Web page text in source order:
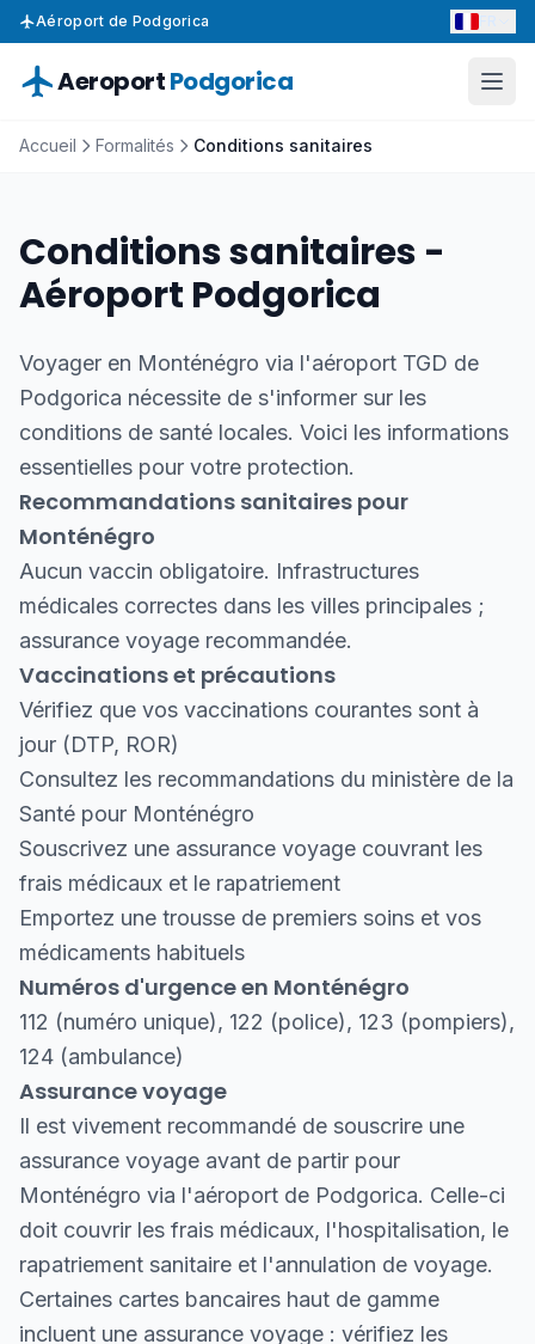
Aéroport de Podgorica
AeroportPodgorica
Accueil Formalités Conditions sanitaires
Conditions sanitaires -
Aéroport Podgorica
Voyager en Monténégro via l'aéroport TGD de
Podgorica nécessite de s'informer sur les
conditions de santé locales. Voici les informations
essentielles pour votre protection.
Recommandations sanitaires pour
Monténégro
Aucun vaccin obligatoire. Infrastructures
médicales correctes dans les villes principales ;
assurance voyage recommandée.
Vaccinations et précautions
Vérifiez que vos vaccinations courantes sont à
jour (DTP, ROR)
Consultez les recommandations du ministère de la
Santé pour Monténégro
Souscrivez une assurance voyage couvrant les
frais médicaux et le rapatriement
Emportez une trousse de premiers soins et vos
médicaments habituels
Numéros d'urgence en Monténégro
112 (numéro unique), 122 (police), 123 (pompiers),
124 (ambulance)
Assurance voyage
Il est vivement recommandé de souscrire une
assurance voyage avant de partir pour
Monténégro via l'aéroport de Podgorica. Celle-ci
doit couvrir les frais médicaux, l'hospitalisation, le
rapatriement sanitaire et l'annulation de voyage.
Certaines cartes bancaires haut de gamme
incluent une assurance voyage : vérifiez les